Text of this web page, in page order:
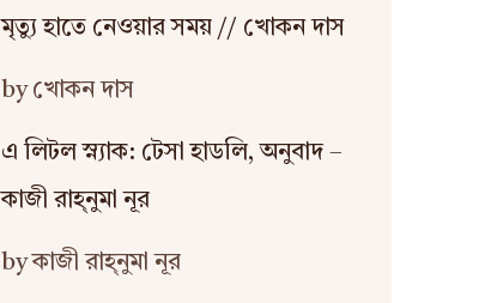
মৃত্যু হাতে নেওয়ার সময় // খোকন দাস
by খোকন দাস
এ লিটল স্ন্যাক: টেসা হাডলি, অনুবাদ –
কাজী রাহ্‌নুমা নূর
by কাজী রাহ্‌নুমা নূর